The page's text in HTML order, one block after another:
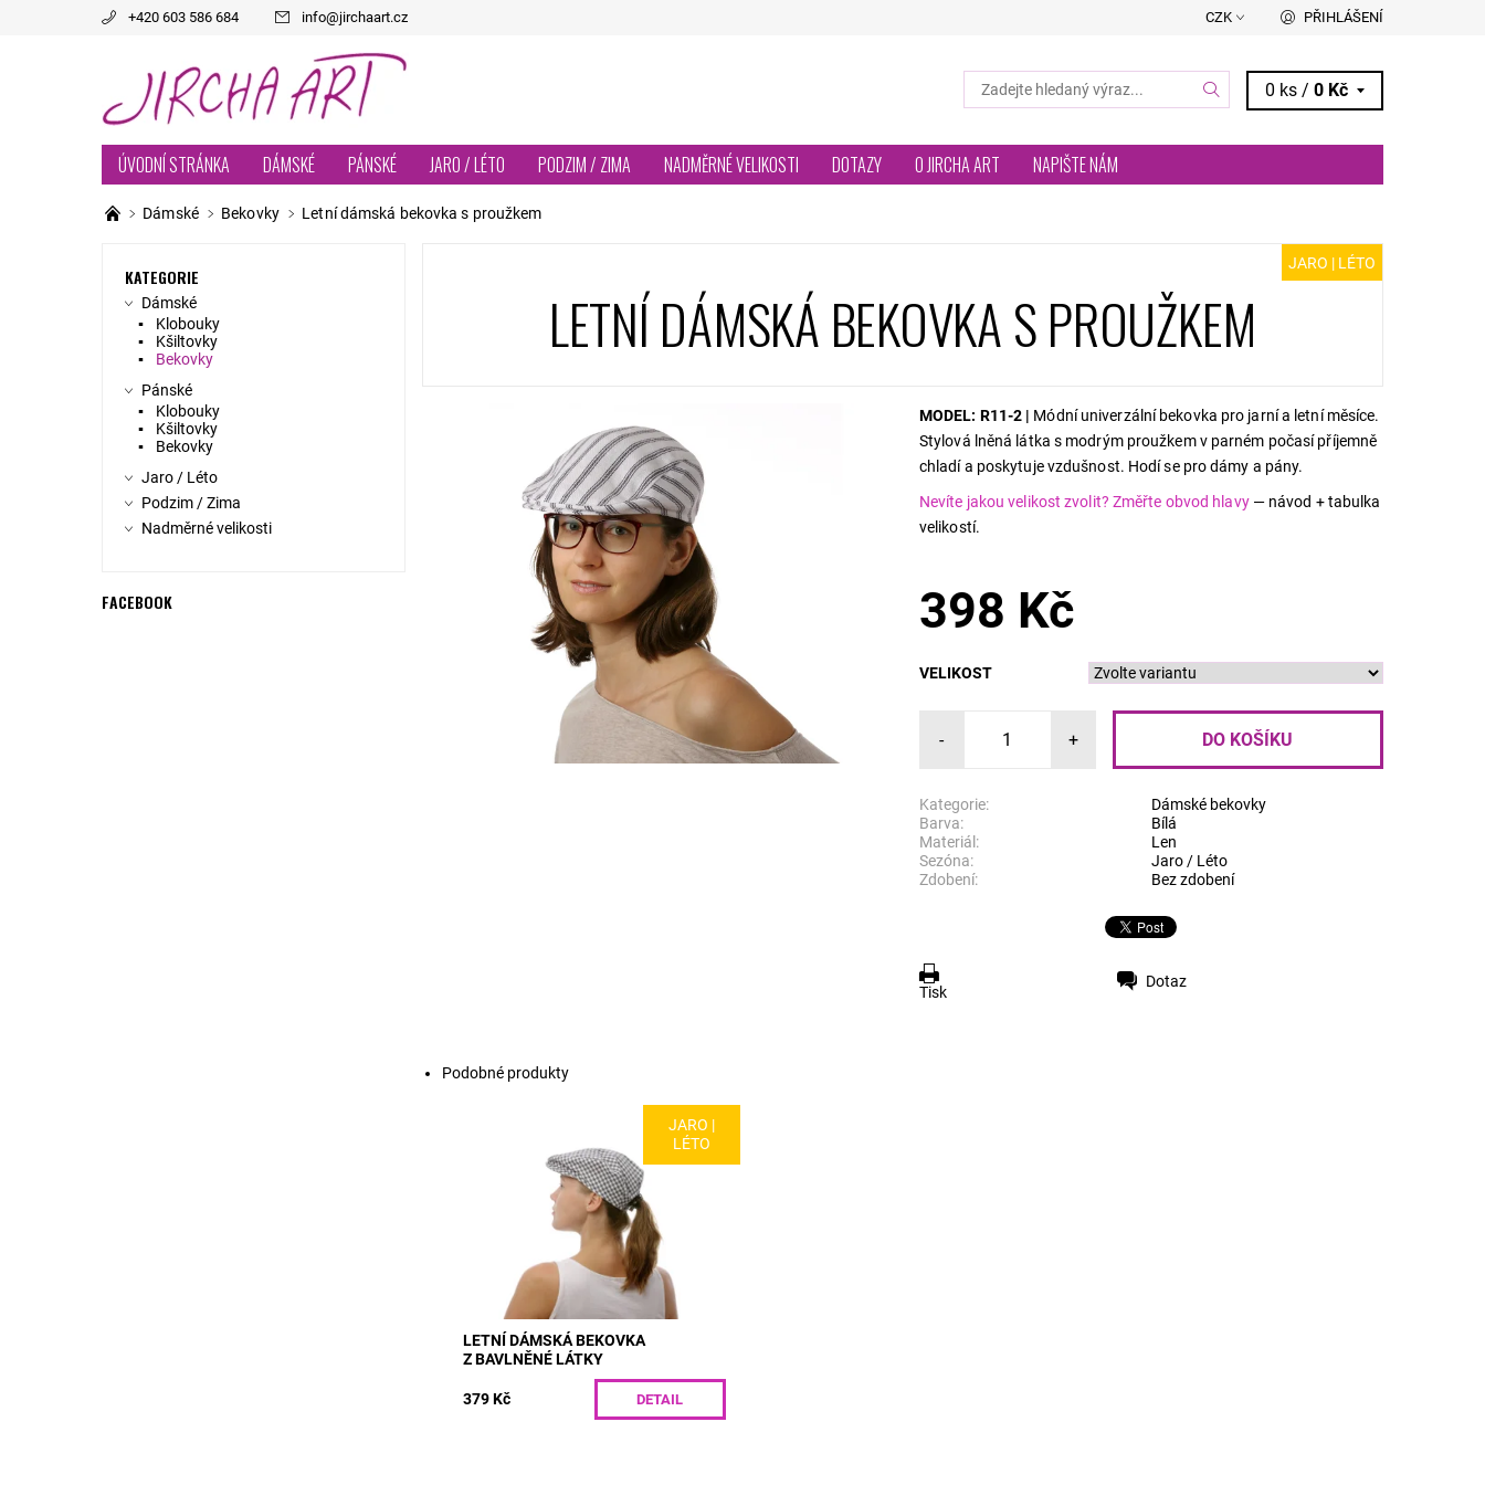
+420 603 586 684 info@jirchaart.cz CZK PŘIHLÁŠENÍ
0 ks /0 Kč
ÚVODNÍ STRÁNKA DÁMSKÉ PÁNSKÉ JARO / LÉTO PODZIM / ZIMA NADMĚRNÉ VELIKOSTI DOTAZY O JIRCHA ART NAPIŠTE NÁM
Dámské Bekovky Letní dámská bekovka s proužkem
JARO | LÉTO
LETNÍ DÁMSKÁ BEKOVKA S PROUŽKEM
MODEL: R11-2 | Módní univerzální bekovka pro jarní a letní měsíce.
Stylová lněná látka s modrým proužkem v parném počasí příjemně
chladí a poskytuje vzdušnost. Hodí se pro dámy a pány.
Nevíte jakou velikost zvolit? Změřte obvod hlavy— návod + tabulka
velikostí.
398 Kč
VELIKOST
- +
Kategorie:
Dámské bekovky
Barva:
Bílá
Materiál:
Len
Sezóna:
Jaro / Léto
Zdobení:
Bez zdobení
Tisk
Dotaz
Podobné produkty
JARO |
LÉTO
MODEL: R26-14 | Letní dámská
bekovka z bavlněné látky. Kšiltovka
má zadní zapínání na suchý zip
vhodné na prostrčení copu. Skvělá na
dovolenou u...
Skladem
R26-14/S
LETNÍ DÁMSKÁ BEKOVKA
Z BAVLNĚNÉ LÁTKY
379 Kč DETAIL
KATEGORIE
Dámské
Klobouky
Kšiltovky
Bekovky
Pánské
Klobouky
Kšiltovky
Bekovky
Jaro / Léto
Podzim / Zima
Nadměrné velikosti
FACEBOOK